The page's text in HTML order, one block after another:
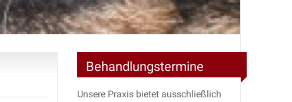
Behandlungstermine
Unsere Praxis bietet ausschließlich